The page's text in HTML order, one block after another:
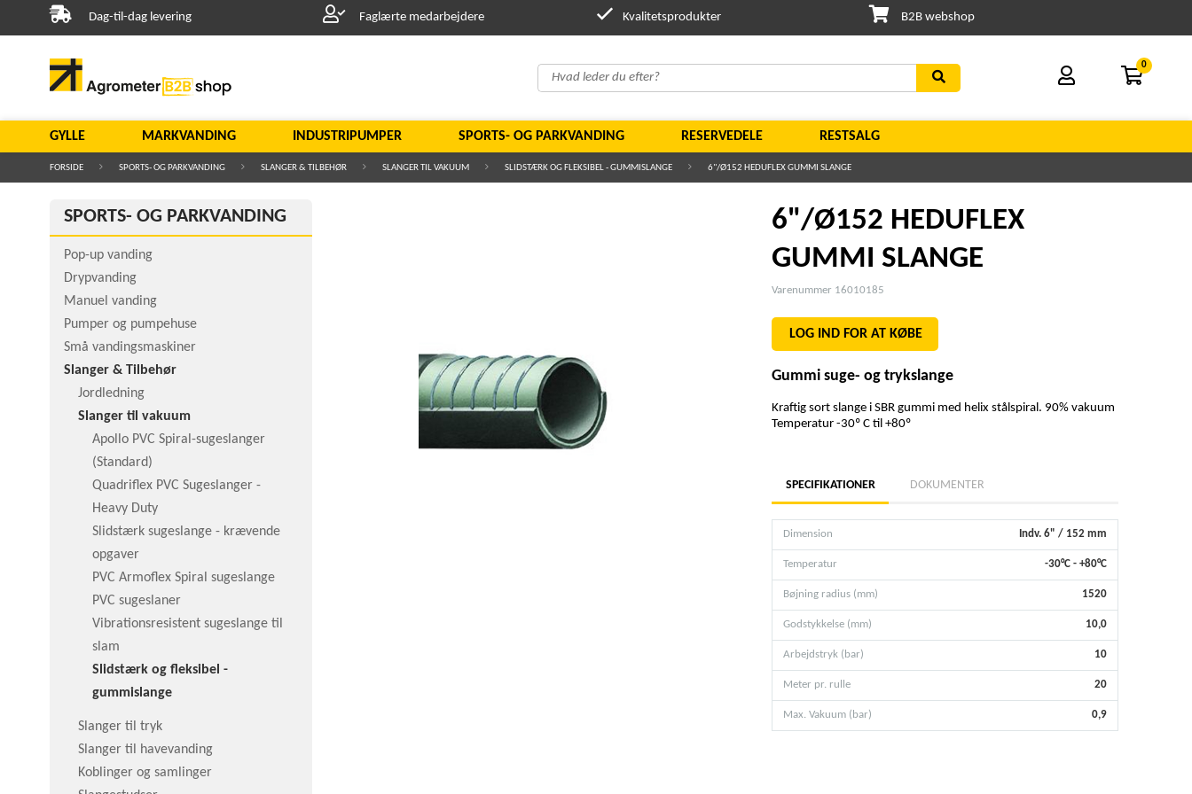
Dag-til-dag levering Faglærte medarbejdere Kvalitetsprodukter B2B webshop
0
GYLLE MARKVANDING INDUSTRIPUMPER SPORTS- OG PARKVANDING RESERVEDELE RESTSALG
FORSIDE SPORTS- OG PARKVANDING SLANGER & TILBEHØR SLANGER TIL VAKUUM SLIDSTÆRK OG FLEKSIBEL - GUMMISLANGE 6"/Ø152 HEDUFLEX GUMMI SLANGE
SPORTS- OG PARKVANDING
Pop-up vanding
Drypvanding
Manuel vanding
Pumper og pumpehuse
Små vandingsmaskiner
Slanger & Tilbehør
Jordledning
Slanger til vakuum
Apollo PVC Spiral-sugeslanger
(Standard)
Quadriflex PVC Sugeslanger -
Heavy Duty
Slidstærk sugeslange - krævende
opgaver
PVC Armoflex Spiral sugeslange
PVC sugeslaner
Vibrationsresistent sugeslange til
slam
Slidstærk og fleksibel -
gummislange
Slanger til tryk
Slanger til havevanding
Koblinger og samlinger
6"/Ø152 HEDUFLEX
GUMMI SLANGE
Varenummer 16010185
LOG IND FOR AT KØBE
Gummi suge- og trykslange
Kraftig sort slange i SBR gummi med helix stålspiral. 90% vakuum
Temperatur -30º C til +80º
SPECIFIKATIONER DOKUMENTER
Dimension Indv. 6" / 152 mm
Temperatur -30°C - +80°C
Bøjning radius (mm) 1520
Godstykkelse (mm) 10,0
Arbejdstryk (bar) 10
Meter pr. rulle 20
Max. Vakuum (bar) 0,9